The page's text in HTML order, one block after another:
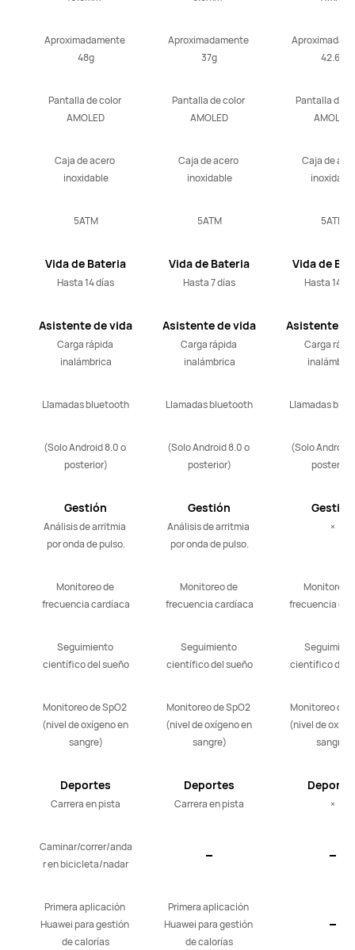
Aproximadamente
48g
Pantalla de color
AMOLED
Caja de acero
inoxidable
5ATM
Vida de Bateria
Hasta 14 días
Asistente de vida
Carga rápida
inalámbrica
Llamadas bluetooth
(Solo Android 8.0 o
posterior)
Gestión
Profesional de la
Salud
Análisis de arritmia
por onda de pulso.
Monitoreo de
frecuencia cardíaca
Seguimiento
científico del sueño
Monitoreo de SpO2
(nivel de oxígeno en
sangre)
Deportes
científicos
Carrera en pista
Caminar/correr/anda
r en bicicleta/nadar
Primera aplicación
Huawei para gestión
de calorías
Aproximadamente
37g
Pantalla de color
AMOLED
Caja de acero
inoxidable
5ATM
Vida de Bateria
Hasta 7 días
Asistente de vida
Carga rápida
inalámbrica
Llamadas bluetooth
(Solo Android 8.0 o
posterior)
Gestión
Profesional de la
Salud
Análisis de arritmia
por onda de pulso.
Monitoreo de
frecuencia cardíaca
Seguimiento
científico del sueño
Monitoreo de SpO2
(nivel de oxígeno en
sangre)
Deportes
científicos
Carrera en pista
Primera aplicación
Huawei para gestión
de calorías
42.6g
Pantalla de
AMOLED
Caja de
inoxidable
5ATM
Vida de
Hasta 14
Asistente
Carga
Llamadas
(Solo Android
posterior)
Gestión
Profesional
×
Monitoreo
frecuencia
científico del
Monitoreo de
(nivel de
sangre)
×